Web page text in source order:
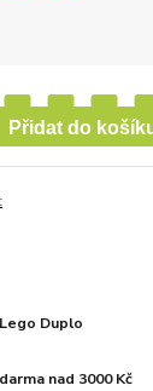
Přidat do
Duplo
nad 3000 Kč